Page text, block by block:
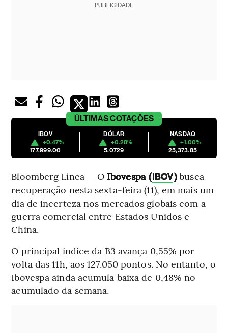
PUBLICIDADE
ÚLTIMASCOTAÇÕES
IBOV
+0.47%
177,999.00
DÓLAR
+0.28%
5.0729
NASDAQ
+1.00%
25,373.85
Bloomberg Línea — O Ibovespa (IBOV)busca
recuperação nesta sexta-feira (11), em mais um
dia de incerteza nos mercados globais com a
guerra comercial entre Estados Unidos e
China.
O principal índice da B3 avança 0,55% por
volta das 11h, aos 127.050 pontos. No entanto, o
Ibovespa ainda acumula baixa de 0,48% no
acumulado da semana.